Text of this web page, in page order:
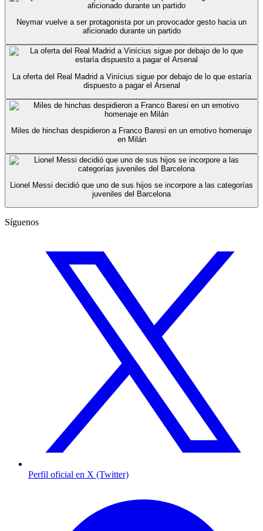
Neymar vuelve a ser protagonista por un provocador gesto hacia un
aficionado durante un partido
La oferta del Real Madrid a Vinícius sigue por debajo de lo que estaría
dispuesto a pagar el Arsenal
Miles de hinchas despidieron a Franco Baresi en un emotivo homenaje
en Milán
Lionel Messi decidió que uno de sus hijos se incorpore a las categorías
juveniles del Barcelona
Síguenos
Perfil oficial en X (Twitter)